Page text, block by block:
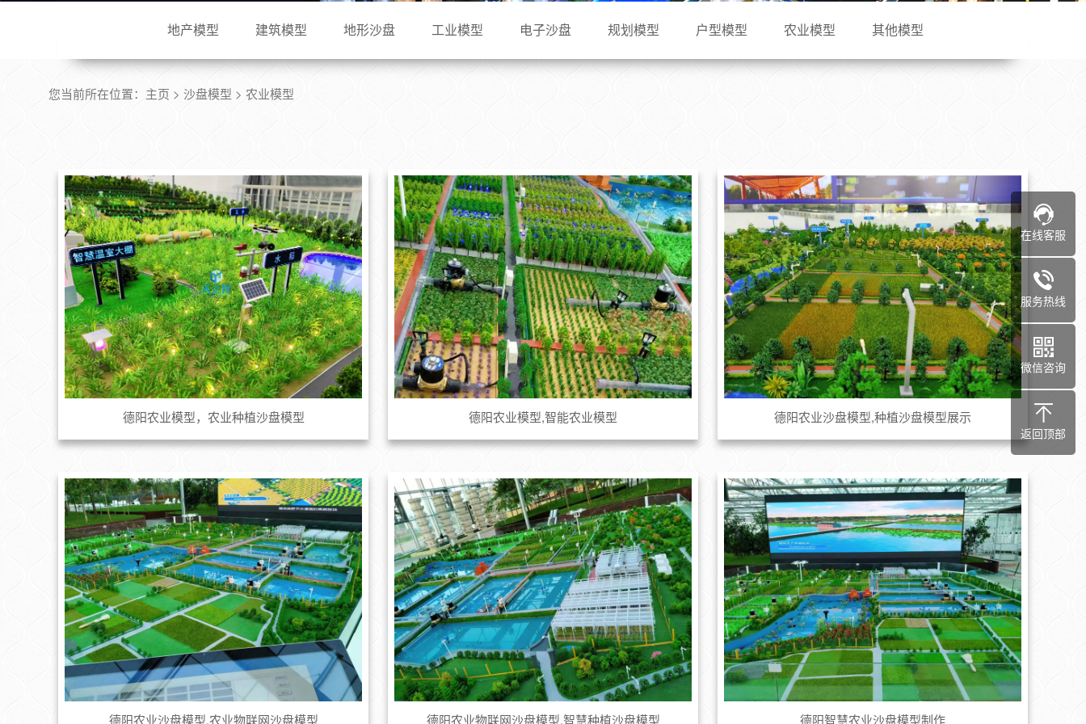
地产模型 建筑模型 地形沙盘 工业模型 电子沙盘 规划模型 户型模型 农业模型 其他模型
您当前所在位置： 主页 > 沙盘模型 > 农业模型
德阳农业模型，农业种植沙盘模型 德阳农业模型,智能农业模型 德阳农业沙盘模型,种植沙盘模型展示
德阳农业沙盘模型,农业物联网沙盘模型 德阳农业物联网沙盘模型,智慧种植沙盘模型 德阳智慧农业沙盘模型制作
在线客服
服务热线
微信咨询
返回顶部